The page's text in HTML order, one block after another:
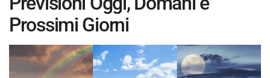
Prossimi Giorni